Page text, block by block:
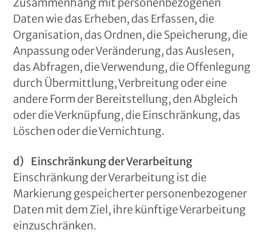
Daten wie das Erheben, das Erfassen, die
Organisation, das Ordnen, die Speicherung, die
Anpassung oder Veränderung, das Auslesen,
das Abfragen, die Verwendung, die Offenlegung
durch Übermittlung, Verbreitung oder eine
andere Form der Bereitstellung, den Abgleich
oder die Verknüpfung, die Einschränkung, das
Löschen oder die Vernichtung.
d) Einschränkung der Verarbeitung
Einschränkung der Verarbeitung ist die
Markierung gespeicherter personenbezogener
Daten mit dem Ziel, ihre künftige Verarbeitung
einzuschränken.